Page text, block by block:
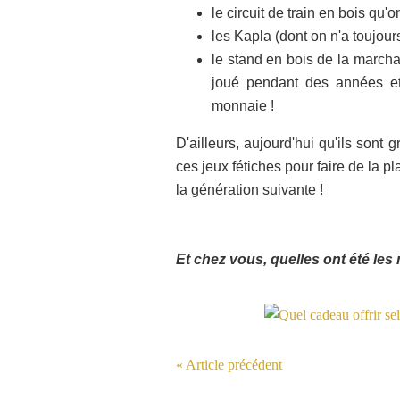
le circuit de train en bois
les Kapla (dont on n'a
le stand en bois de la
joué pendant des années
monnaie !
D'ailleurs, aujourd'hui qu'ils sont
ces jeux fétiches pour faire de la
la génération suivante !
Et chez vous, quelles ont été les
« Article précédent